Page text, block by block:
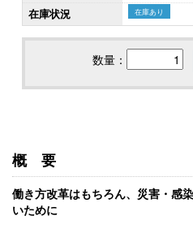
在庫状況
在庫あり
数量：
概要
働き方改革はもちろん、災害・感
いために